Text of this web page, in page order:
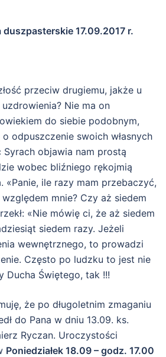
17.09.2017 r.
przeciw drugiemu, jakże u
Nie ma on
do siebie podobnym,
odpuszczenie swoich własnych
objawia nam prostą
wobec bliźniego rękojmią
«Panie, ile razy mam przebaczyć,
mnie? Czy aż siedem
«Nie mówię ci, że aż siedem
siedem razy. Jeżeli
wewnętrznego, to prowadzi
Często po ludzku to jest nie
Ducha Świętego, tak !!!
że po długoletnim zmaganiu
do Pana w dniu 13.09. ks.
Ryczan. Uroczystości
Poniedziałek 18.09 – godz. 17.00